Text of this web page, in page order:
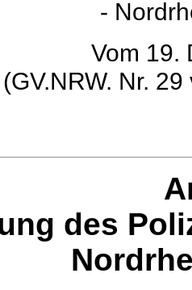
-
Vom 19.
(GV.NRW. Nr.
des